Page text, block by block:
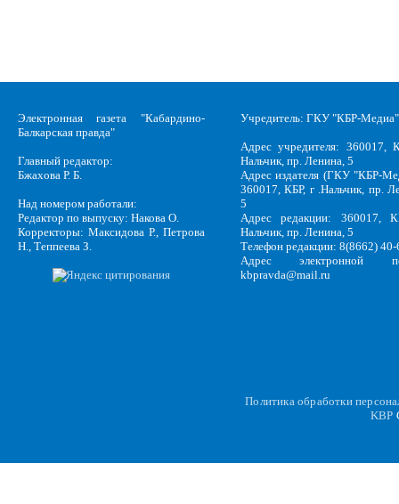
Электронная газета "Кабардино-
Балкарская правда"
Главный редактор:
Бжахова Р. Б.
Над номером работали:
Редактор по выпуску: Накова О.
Корректоры: Максидова Р., Петрова
Н., Теппеева З.
Учредитель: ГКУ "КБР-Медиа"
Адрес учредителя: 360017,
Нальчик, пр. Ленина, 5
Адрес издателя (ГКУ "КБР-
360017, КБР, г .Нальчик, пр.
5
Адрес редакции: 360017,
Нальчик, пр. Ленина, 5
Телефон редакции: 8(8662)
Адрес электронной
kbpravda@mail.ru
Политика обработки
KBP